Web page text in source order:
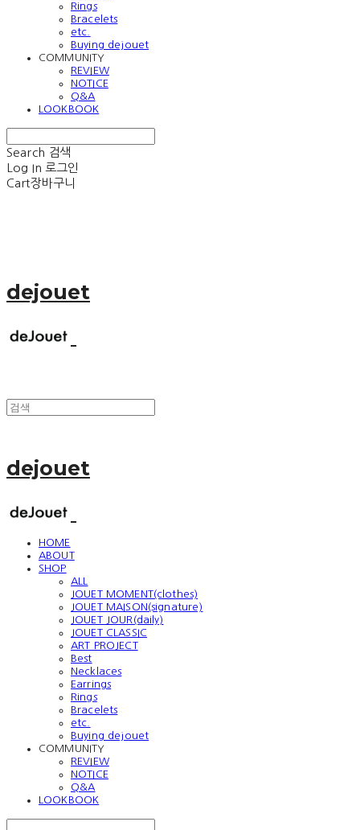
Rings
Bracelets
etc.
Buying dejouet
COMMUNITY
REVIEW
NOTICE
Q&A
LOOKBOOK
Search 검색
Log In 로그인
Cart장바구니
dejouet
dejouet
HOME
ABOUT
SHOP
ALL
JOUET MOMENT(clothes)
JOUET MAISON(signature)
JOUET JOUR(daily)
JOUET CLASSIC
ART PROJECT
Best
Necklaces
Earrings
Rings
Bracelets
etc.
Buying dejouet
COMMUNITY
REVIEW
NOTICE
Q&A
LOOKBOOK